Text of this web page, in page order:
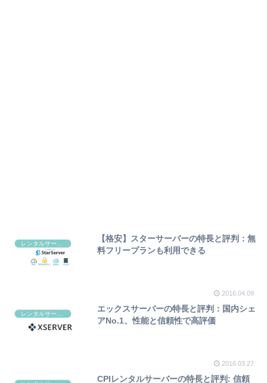
レンタルサーバー
【格安】スターサーバーの特長と評判：無
料フリープランも利用できる
2016.04.09
エックスサーバーの特長と評判：国内シェ
アNo.1、性能と信頼性で高評価
2016.03.27
CPIレンタルサーバーの特長と評判: 信頼